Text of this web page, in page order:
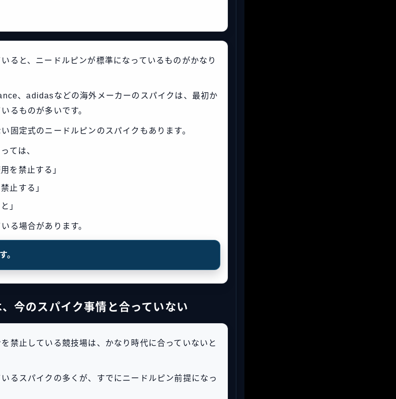
ると、ニードルピンが標準になっているものがかなり
、adidasなどの海外メーカーのスパイクは、最初か
るものが多いです。
固定式のニードルピンのスパイクもあります。
ては、
を禁止する」
止する」
」
る場合があります。
。
今のスパイク事情と合っていない
禁止している競技場は、かなり時代に合っていないと
るスパイクの多くが、すでにニードルピン前提になっ